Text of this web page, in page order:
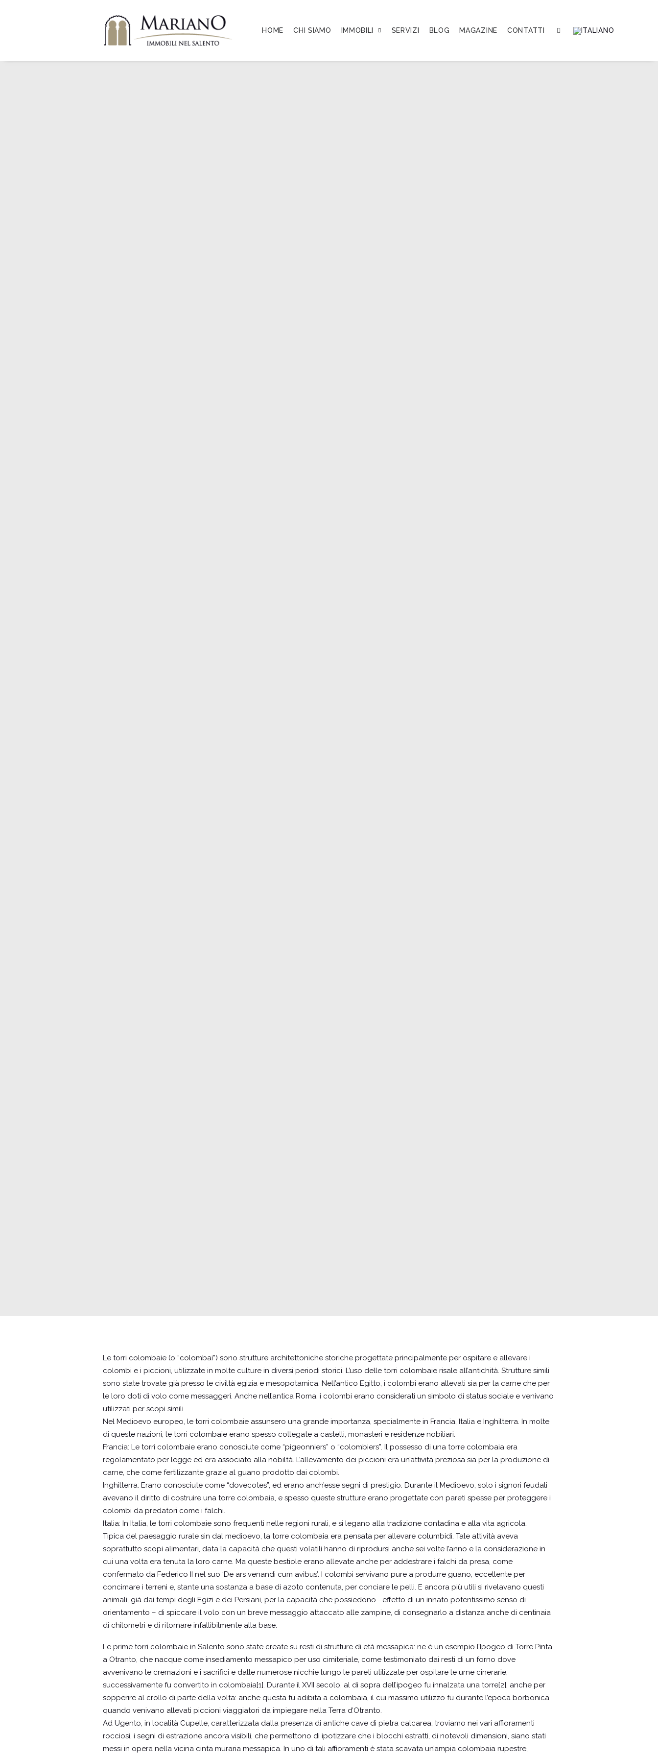
HOME CHI SIAMO IMMOBILI SERVIZI BLOG MAGAZINE CONTATTI
Le torri colombaie (o “colombai”) sono strutture architettoniche storiche progettate principalmente per ospitare e allevare i
colombi e i piccioni, utilizzate in molte culture in diversi periodi storici. L’uso delle torri colombaie risale all’antichità. Strutture simili
sono state trovate già presso le civiltà egizia e mesopotamica. Nell’antico Egitto, i colombi erano allevati sia per la carne che per
le loro doti di volo come messaggeri. Anche nell’antica Roma, i colombi erano considerati un simbolo di status sociale e venivano
utilizzati per scopi simili.
Nel Medioevo europeo, le torri colombaie assunsero una grande importanza, specialmente in Francia, Italia e Inghilterra. In molte
di queste nazioni, le torri colombaie erano spesso collegate a castelli, monasteri e residenze nobiliari.
Francia: Le torri colombaie erano conosciute come “pigeonniers” o “colombiers”. Il possesso di una torre colombaia era
regolamentato per legge ed era associato alla nobiltà. L’allevamento dei piccioni era un’attività preziosa sia per la produzione di
carne, che come fertilizzante grazie al guano prodotto dai colombi.
Inghilterra: Erano conosciute come “dovecotes”, ed erano anch’esse segni di prestigio. Durante il Medioevo, solo i signori feudali
avevano il diritto di costruire una torre colombaia, e spesso queste strutture erano progettate con pareti spesse per proteggere i
colombi da predatori come i falchi.
Italia: In Italia, le torri colombaie sono frequenti nelle regioni rurali, e si legano alla tradizione contadina e alla vita agricola.
Tipica del paesaggio rurale sin dal medioevo, la torre colombaia era pensata per allevare columbidi. Tale attività aveva
soprattutto scopi alimentari, data la capacità che questi volatili hanno di riprodursi anche sei volte l’anno e la considerazione in
cui una volta era tenuta la loro carne. Ma queste bestiole erano allevate anche per addestrare i falchi da presa, come
confermato da Federico II nel suo ‘De ars venandi cum avibus’. I colombi servivano pure a produrre guano, eccellente per
concimare i terreni e, stante una sostanza a base di azoto contenuta, per conciare le pelli. E ancora più utili si rivelavano questi
animali, già dai tempi degli Egizi e dei Persiani, per la capacità che possiedono –effetto di un innato potentissimo senso di
orientamento – di spiccare il volo con un breve messaggio attaccato alle zampine, di consegnarlo a distanza anche di centinaia
di chilometri e di ritornare infallibilmente alla base.
Le prime torri colombaie in Salento sono state create su resti di strutture di età messapica: ne è un esempio l’Ipogeo di Torre Pinta
a Otranto, che nacque come insediamento messapico per uso cimiteriale, come testimoniato dai resti di un forno dove
avvenivano le cremazioni e i sacrifici e dalle numerose nicchie lungo le pareti utilizzate per ospitare le urne cinerarie;
successivamente fu convertito in colombaia[1]. Durante il XVII secolo, al di sopra dell’ipogeo fu innalzata una torre[2], anche per
sopperire al crollo di parte della volta: anche questa fu adibita a colombaia, il cui massimo utilizzo fu durante l’epoca borbonica
quando venivano allevati piccioni viaggiatori da impiegare nella Terra d’Otranto.
Ad Ugento, in località Cupelle, caratterizzata dalla presenza di antiche cave di pietra calcarea, troviamo nei vari affioramenti
rocciosi, i segni di estrazione ancora visibili, che permettono di ipotizzare che i blocchi estratti, di notevoli dimensioni, siano stati
messi in opera nella vicina cinta muraria messapica. In uno di tali affioramenti è stata scavata un’ampia colombaia rupestre,